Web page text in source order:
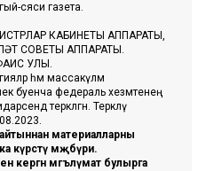
сәяси газета.
КАБИНЕТЫ АППАРАТЫ,
СОВЕТЫ АППАРАТЫ.
УЛЫ.
һәм массакүләм
буенча федераль хезмәтенең
теркәлгән. Теркәлү
материалларны
күрсәтү мәҗбүри.
кергән мәгълүмат булырга